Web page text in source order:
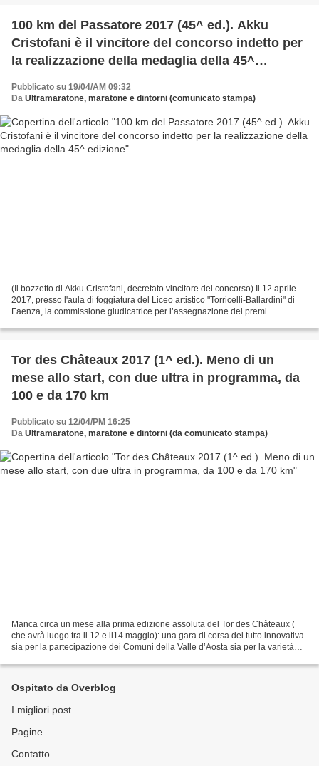
100 km del Passatore 2017 (45^ ed.). Akku
Cristofani è il vincitore del concorso indetto per
la realizzazione della medaglia della 45^
Pubblicato su 19/04/AM 09:32
Da Ultramaratone, maratone e dintorni (comunicato stampa)
(Il bozzetto di Akku Cristofani, decretato vincitore del concorso) Il 12 aprile
2017, presso l'aula di foggiatura del Liceo artistico "Torricelli-Ballardini" di
Faenza, la commissione giudicatrice per l’assegnazione dei premi
Tor des Châteaux 2017 (1^ ed.). Meno di un
mese allo start, con due ultra in programma, da
100 e da 170 km
Pubblicato su 12/04/PM 16:25
Da Ultramaratone, maratone e dintorni (da comunicato stampa)
Manca circa un mese alla prima edizione assoluta del Tor des Châteaux (
che avrà luogo tra il 12 e il14 maggio): una gara di corsa del tutto innovativa
sia per la partecipazione dei Comuni della Valle d’Aosta sia per la varietà
Ospitato da Overblog
I migliori post
Pagine
Contatto